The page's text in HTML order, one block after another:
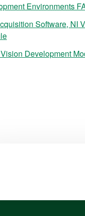
Environments
Software, NI
Development